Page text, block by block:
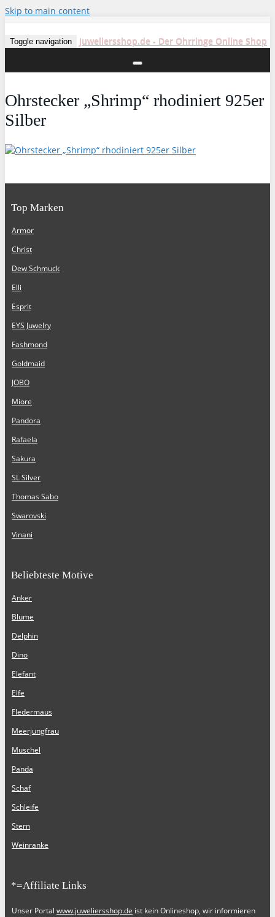
Skip to main content
Toggle navigation Juweliersshop.de - Der Ohrringe Online Shop
Ohrstecker „Shrimp“ rhodiniert 925er
Silber
Top Marken
Armor
Christ
Dew Schmuck
Elli
Esprit
EYS Juwelry
Fashmond
Goldmaid
JOBO
Miore
Pandora
Rafaela
Sakura
SL Silver
Thomas Sabo
Swarovski
Vinani
Beliebteste Motive
Anker
Blume
Delphin
Dino
Elefant
Elfe
Fledermaus
Meerjungfrau
Muschel
Panda
Schaf
Schleife
Stern
Weinranke
*=Affiliate Links
Unser Portal www.juweliersshop.de ist kein Onlineshop, wir informieren